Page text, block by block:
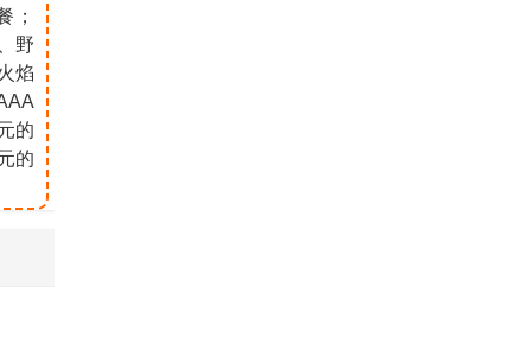
；
野
焰
的
的